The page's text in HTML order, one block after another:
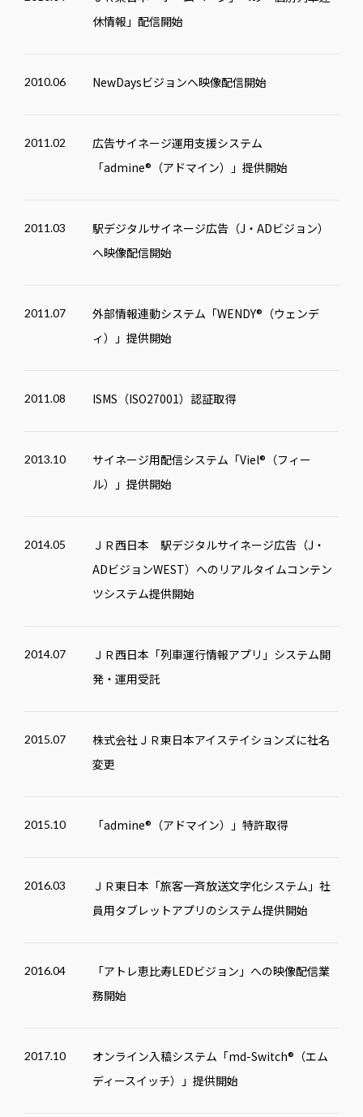
休情報」配信開始
2010.06 NewDaysビジョンへ映像配信開始
2011.02
広告サイネージ運用支援システム
「admine®（アドマイン）」提供開始
2011.03
駅デジタルサイネージ広告（J・ADビジョン）
へ映像配信開始
2011.07 外部情報連動システム「WENDY®（ウェンデ
ィ）」提供開始
2011.08 ISMS（ISO27001）認証取得
2013.10
サイネージ用配信システム「Viel®（フィー
ル）」提供開始
2014.05
ＪＲ西日本 駅デジタルサイネージ広告（J・
ADビジョンWEST）へのリアルタイムコンテン
ツシステム提供開始
2014.07
ＪＲ西日本「列車運行情報アプリ」システム開
発・運用受託
2015.07
株式会社ＪＲ東日本アイステイションズに社名
変更
2015.10 「admine®（アドマイン）」特許取得
2016.03
ＪＲ東日本「旅客一斉放送文字化システム」社
員用タブレットアプリのシステム提供開始
2016.04
「アトレ恵比寿LEDビジョン」への映像配信業
務開始
2017.10
オンライン入稿システム「md-Switch®（エム
ディースイッチ）」提供開始